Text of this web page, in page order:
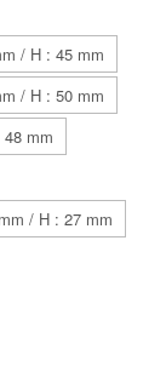
/ H : 45 mm
/ H : 50 mm
mm
/ H : 27 mm